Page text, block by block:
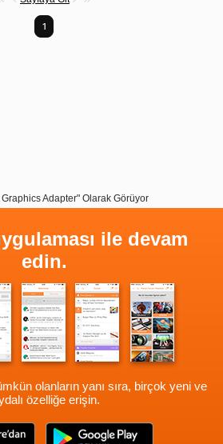
1
Adapter" Olarak Görüyor
ile devam
edin.
olanların yanı sıra, birçok yeni ve
özelliğe erişin.